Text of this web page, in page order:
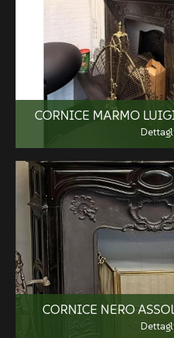
CORNICE MARMO
CORNICE NERO